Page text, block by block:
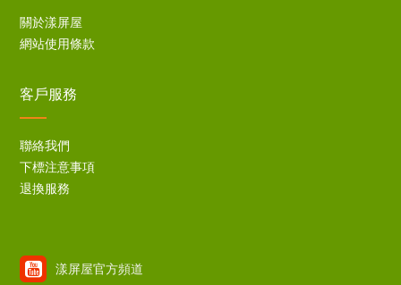
關於漾屏屋
網站使用條款
客戶服務
聯絡我們
下標注意事項
退換服務
漾屏屋官方頻道